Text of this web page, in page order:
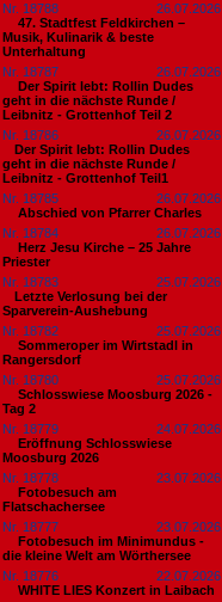
Nr. 18788
26.07.2026
47. Stadtfest Feldkirchen –
Musik, Kulinarik & beste
Unterhaltung
Nr. 18787
26.07.2026
Der Spirit lebt: Rollin Dudes
geht in die nächste Runde /
Leibnitz - Grottenhof Teil 2
Nr. 18786
26.07.2026
​Der Spirit lebt: Rollin Dudes
geht in die nächste Runde /
Leibnitz - Grottenhof Teil1
Nr. 18785
26.07.2026
Abschied von Pfarrer Charles
Nr. 18784
26.07.2026
Herz Jesu Kirche – 25 Jahre
Priester
Nr. 18783
25.07.2026
​Letzte Verlosung bei der
Sparverein-Aushebung
Nr. 18782
25.07.2026
Sommeroper im Wirtstadl in
Rangersdorf
Nr. 18780
25.07.2026
Schlosswiese Moosburg 2026 -
Tag 2
Nr. 18779
24.07.2026
Eröffnung Schlosswiese
Moosburg 2026
Nr. 18778
23.07.2026
Fotobesuch am
Flatschachersee
Nr. 18777
23.07.2026
Fotobesuch im Minimundus -
die kleine Welt am Wörthersee
Nr. 18776
22.07.2026
WHITE LIES Konzert in Laibach